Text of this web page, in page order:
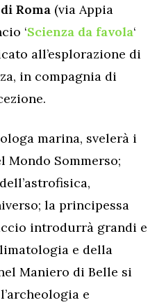
Roma (via Appia
‘Scienza da favola‘
all’esplorazione di
in compagnia di
marina, svelerà i
Mondo Sommerso;
la principessa
introdurrà grandi e
e della
Maniero di Belle si
e